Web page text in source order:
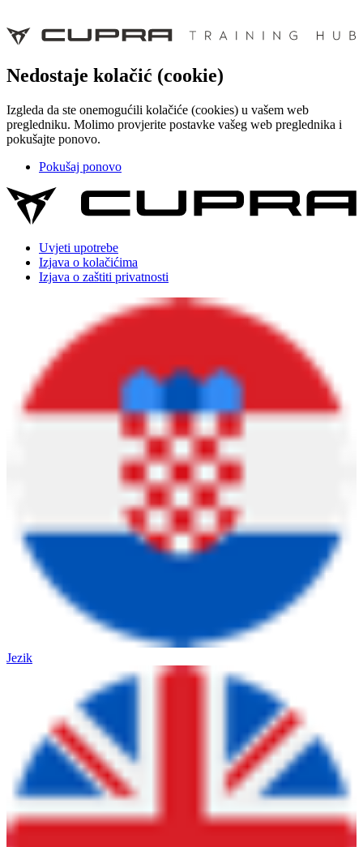
Nedostaje kolačić (cookie)
Izgleda da ste onemogućili kolačiće (cookies) u vašem web
pregledniku. Molimo provjerite postavke vašeg web preglednika i
pokušajte ponovo.
Pokušaj ponovo
Uvjeti upotrebe
Izjava o kolačićima
Izjava o zaštiti privatnosti
Jezik